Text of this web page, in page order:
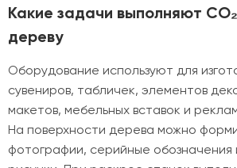
Какие задачи выполняют
дереву
Оборудование используют для
сувениров, табличек, элементов
макетов, мебельных вставок и
На поверхности дерева можно
фотографии, серийные обозначения